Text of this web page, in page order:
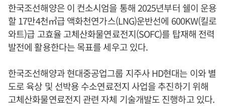
한국조선해양은 이 컨소시엄을 통해 2025년부터 쉘이 운용
할 17만4천㎥급 액화천연가스(LNG)운반선에 600KW(킬로
와트)급 고효율 고체산화물연료전지(SOFC)를 탑재해 전력
발전에 활용한다는 목표를 세우고 있다.
한국조선해양과 현대중공업그룹 지주사 HD현대는 이와 별
도로 육상 및 선박용 수소연료전지 사업을 추진하기 위해
고체산화물연료전지 관련 자체 기술개발도 진행하고 있다.